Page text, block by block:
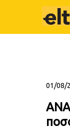
01/08/